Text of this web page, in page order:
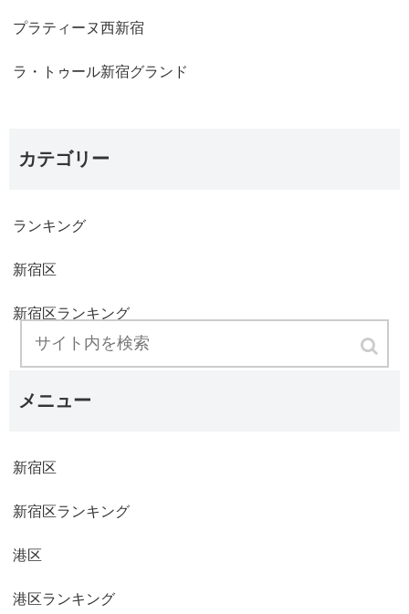
プラティーヌ西新宿
ラ・トゥール新宿グランド
カテゴリー
ランキング
新宿区
新宿区ランキング
メニュー
新宿区
新宿区ランキング
港区
港区ランキング